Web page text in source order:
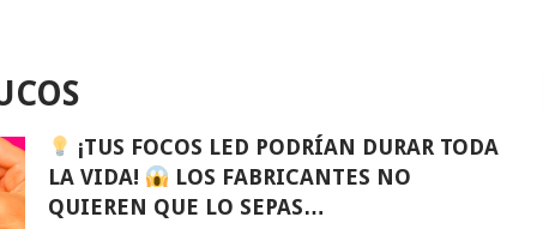
¡TUS FOCOS LED PODRÍAN DURAR TODA
LA VIDA!
LOS FABRICANTES NO
QUIEREN QUE LO SEPAS…